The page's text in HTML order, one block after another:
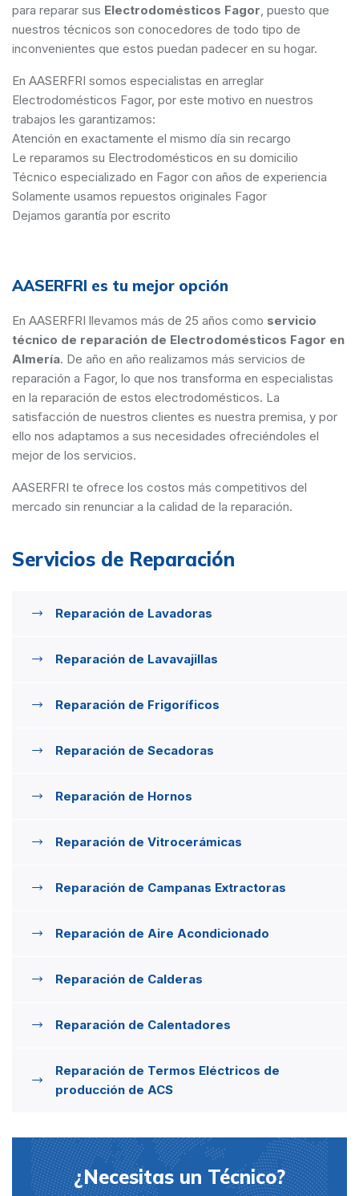
para reparar sus Electrodomésticos Fagor, puesto que
nuestros técnicos son conocedores de todo tipo de
inconvenientes que estos puedan padecer en su hogar.
En AASERFRI somos especialistas en arreglar
Electrodomésticos Fagor, por este motivo en nuestros
trabajos les garantizamos:
Atención en exactamente el mismo día sin recargo
Le reparamos su Electrodomésticos en su domicilio
Técnico especializado en Fagor con años de experiencia
Solamente usamos repuestos originales Fagor
Dejamos garantía por escrito
AASERFRI es tu mejor opción
En AASERFRI llevamos más de 25 años como servicio
técnico de reparación de Electrodomésticos Fagor en
Almería. De año en año realizamos más servicios de
reparación a Fagor, lo que nos transforma en especialistas
en la reparación de estos electrodomésticos. La
satisfacción de nuestros clientes es nuestra premisa, y por
ello nos adaptamos a sus necesidades ofreciéndoles el
mejor de los servicios.
AASERFRI te ofrece los costos más competitivos del
mercado sin renunciar a la calidad de la reparación.
Servicios de Reparación
Reparación de Lavadoras
Reparación de Lavavajillas
Reparación de Frigoríficos
Reparación de Secadoras
Reparación de Hornos
Reparación de Vitrocerámicas
Reparación de Campanas Extractoras
Reparación de Aire Acondicionado
Reparación de Calderas
Reparación de Calentadores
Reparación de Termos Eléctricos de
producción de ACS
¿Necesitas un Técnico?